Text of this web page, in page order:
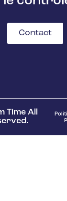
Contact
Time All